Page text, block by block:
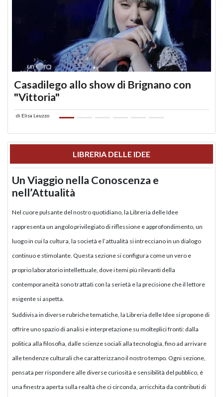
Casadilego allo show di Brignano con
"Vittoria"
di Elisa Leuzzo
LIBRERIA DELLE IDEE
Un Viaggio nella Conoscenza e
nell’Attualità
Nel cuore pulsante del nostro quotidiano, la Libreria delle Idee
rappresenta un angolo privilegiato di riflessione e approfondimento, un
luogo in cui la cultura, la società e l’attualità si intrecciano in un dialogo
continuo e stimolante. Questa sezione si configura come un vero e
proprio laboratorio intellettuale, dove i temi più rilevanti della
contemporaneità sono trattati con la serietà e la precisione che il lettore
esigente si aspetta.
Suddivisa in diverse rubriche tematiche, la Libreria delle Idee si propone di
offrire uno spazio di analisi e interpretazione su molteplici fronti: dalla
politica alla filosofia, dalle scienze sociali alla tecnologia, fino ad arrivare
alle tendenze culturali che caratterizzano il nostro tempo. Ogni sezione,
pensata per rispondere alle diverse curiosità e sensibilità del pubblico, è
una finestra aperta sulla realtà che ci circonda, arricchita da contributi di